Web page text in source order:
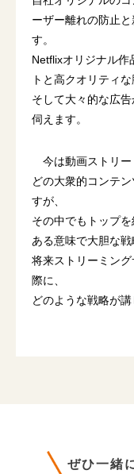
ーザー離れの防止
す。
Netflixオリジナル作
トと高クオリティな
そして大々的な広
伺えます。
今は動画ストリ
どの大衆的コンテ
すが、
その中でもトップ
ある意味で大胆な
将来ストリーミン
際に、
どのような戦略が
ぜひ一緒